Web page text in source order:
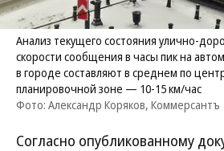
Анализ текущего состояния улично-
скорости сообщения в часы пик на
в городе составляют в среднем по
планировочной зоне — 10-15 км/час
Фото: Александр Коряков, Коммерсантъ
Согласно опубликованному